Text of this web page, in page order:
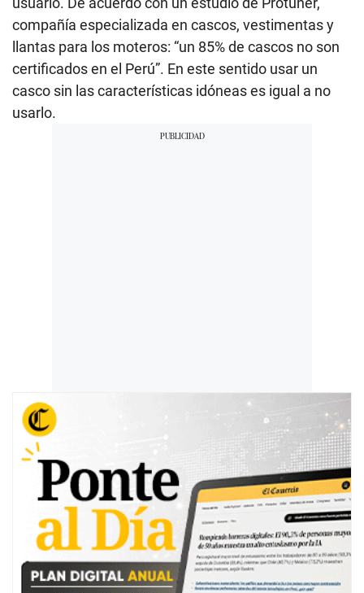
compañía especializada en cascos, vestimentas y
llantas para los moteros: “un 85% de cascos no son
certificados en el Perú”. En este sentido usar un
casco sin las características idóneas es igual a no
usarlo.